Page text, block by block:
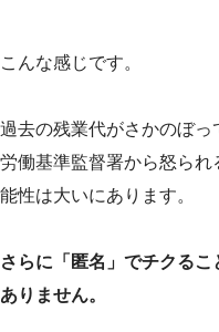
こんな感じです。
過去の残業代がさかのぼっ
労働基準監督署から怒ら
能性は大いにあります。
さらに「匿名」でチクる
ありません。